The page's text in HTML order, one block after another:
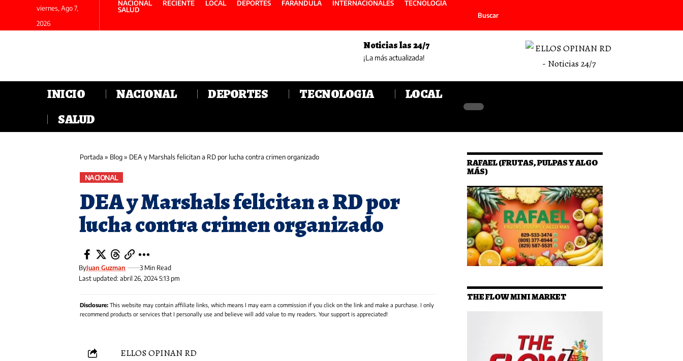
viernes, Ago 7,
2026
NACIONAL RECIENTE LOCAL DEPORTES FARANDULA INTERNACIONALES
TECNOLOGIA
SALUD
Buscar
Noticias las 24/7
¡La más actualizada!
INICIO NACIONAL DEPORTES TECNOLOGIA
LOCAL
SALUD
Portada » Blog» DEA y Marshals felicitan a RD por lucha contra crimen organizado
NACIONAL
DEA y Marshals felicitan a RD por
lucha contra crimen organizado
Last updated: abril 26, 2024 5:13 pm
ByJuan Guzman 3 Min Read
Disclosure: This website may contain affiliate links, which means I may earn a commission if you click on the link and make a purchase. I only
recommend products or services that I personally use and believe will add value to my readers. Your support is appreciated!
ELLOS OPINAN RD
RAFAEL (FRUTAS, PULPAS Y ALGO
MÁS)
THE FLOW MINI MARKET